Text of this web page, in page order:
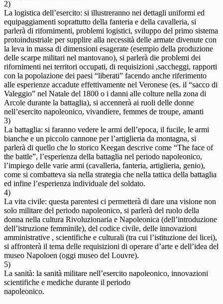
2)
La logistica dell’esercito: si illustreranno nei dettagli uniformi ed
equipaggiamenti soprattutto della fanteria e della cavalleria, si
parlerà di rifornimenti, problemi logistici, sviluppo del primo sistema
protoindustriale per supplire alla necessità delle armate divenute con
la leva in massa di dimensioni esagerate (esempio della produzione
delle scarpe militari nel mantovano), si parlerà die problemi dei
rifornimenti nei territori occupati, di requisizioni ,saccheggi, rapporti
con la popolazione dei paesi “liberati” facendo anche riferimento
alle esperienze accadute effettivamente nel Veronese (es. il “sacco di
Valeggio” nel Natale del 1800 o i danni alle colture nella zona di
Arcole durante la battaglia), si accennerà ai ruoli delle donne
nell’esercito napoleonico, vivandiere, femmes de troupe, amanti
3)
La battaglia: si faranno vedere le armi dell’epoca, il fucile, le armi
bianche e un piccolo cannone per l’artiglieria da montagna, si
parlerà di quello che lo storico Keegan descrive come “The face of
the battle”, l’esperienza della battaglia nel periodo napoleonico,
l’impiego delle varie armi (cavalleria, fanteria, artiglieria, genio),
come si combatteva sia nella strategia che nella tattica della battaglia
ed infine l’esperienza individuale del soldato.
4)
La vita civile: questa parentesi ci permetterà di dare una visione non
solo militare del periodo napoleonico, si parlerà del ruolo della
donna nella cultura Rivoluzionaria e Napoleonica (dell’introduzione
dell’istruzione femminile), del codice civile, delle innovazioni
amministrative , scientifiche e culturali (tra cui l’istituzione dei licei),
si affronterà il tema delle requisizioni di operare d’arte e dell’idea del
museo Napoloen (oggi museo del Louvre).
5)
La sanità: la sanità militare nell’esercito napoleonico, innovazioni
scientifiche e mediche durante il periodo
napoleonico.